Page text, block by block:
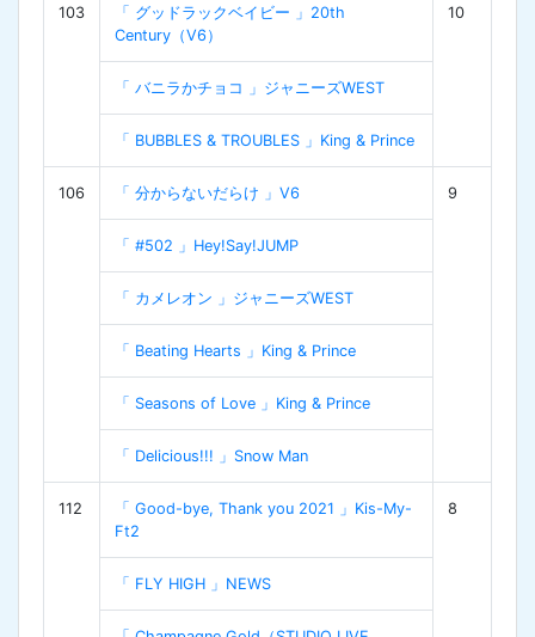
103
「 グッドラックベイビー 」20th
Century（V6）
10
「 バニラかチョコ 」ジャニーズWEST
「 BUBBLES & TROUBLES 」King & Prince
106 「 分からないだらけ 」V6 9
「 #502 」Hey!Say!JUMP
「 カメレオン 」ジャニーズWEST
「 Beating Hearts 」King & Prince
「 Seasons of Love 」King & Prince
「 Delicious!!! 」Snow Man
112
「 Good-bye, Thank you 2021 」Kis-My-
Ft2
8
「 FLY HIGH 」NEWS